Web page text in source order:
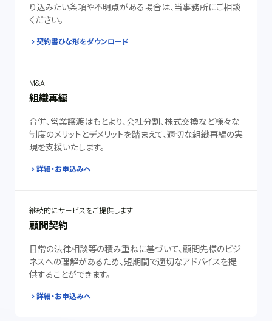
り込みたい条項や不明点がある場合は、当事務所にご相談
ください。
契約書ひな形をダウンロード
M&A
組織再編
合併、営業譲渡はもとより、会社分割、株式交換など様々な
制度のメリットとデメリットを踏まえて、適切な組織再編の実
現を支援いたします。
詳細・お申込みへ
継続的にサービスをご提供します
顧問契約
日常の法律相談等の積み重ねに基づいて、顧問先様のビジ
ネスへの理解があるため、短期間で適切なアドバイスを提
供することができます。
詳細・お申込みへ